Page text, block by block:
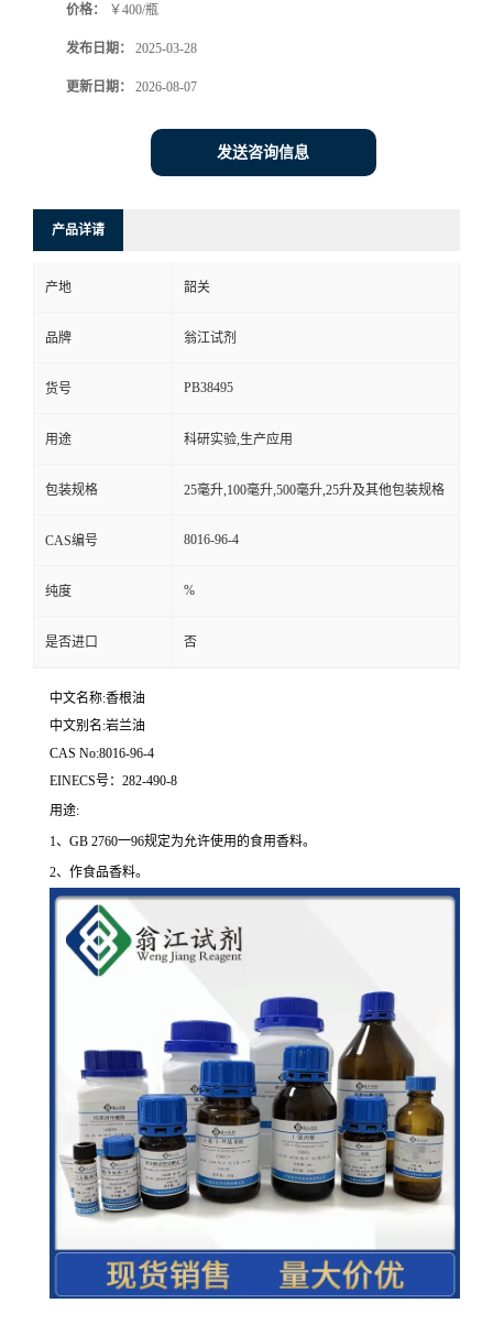
价格： ￥400/瓶
发布日期： 2025-03-28
更新日期： 2026-08-07
发送咨询信息
产品详请
产地 韶关
品牌 翁江试剂
货号 PB38495
用途 科研实验,生产应用
包装规格 25毫升,100毫升,500毫升,25升及其他包装规格
CAS编号 8016-96-4
纯度 %
是否进口 否
中文名称:香根油
中文别名:岩兰油
CAS No:8016-96-4
EINECS号：282-490-8
用途:
1、GB 2760一96规定为允许使用的食用香料。
2、作食品香料。